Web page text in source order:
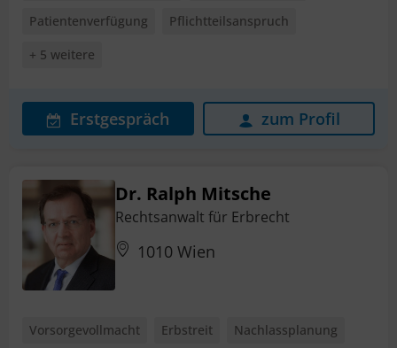
Patientenverfügung
Pflichtteilsanspruch
+ 5 weitere
Erstgespräch zum Profil
Dr. Ralph Mitsche
Rechtsanwalt für Erbrecht
1010 Wien
Vorsorgevollmacht Erbstreit
Nachlassplanung